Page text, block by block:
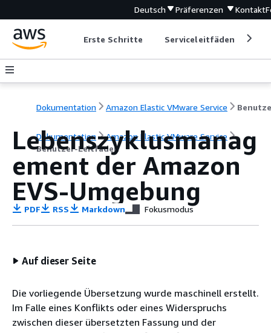
Deutsch Präferenzen Kontakt
Erste Schritte Serviceleitfäden
Dokumentation Amazon Elastic VMware Service
Dokumentation
Amazon Elastic VMware Service
Benutzer-Leitfaden
Lebenszyklusmanag
ement der Amazon
EVS-Umgebung
PDF RSS Markdown Fokusmodus
Auf dieser Seite
Die vorliegende Übersetzung wurde maschinell erstellt.
Im Falle eines Konflikts oder eines Widerspruchs
zwischen dieser übersetzten Fassung und der